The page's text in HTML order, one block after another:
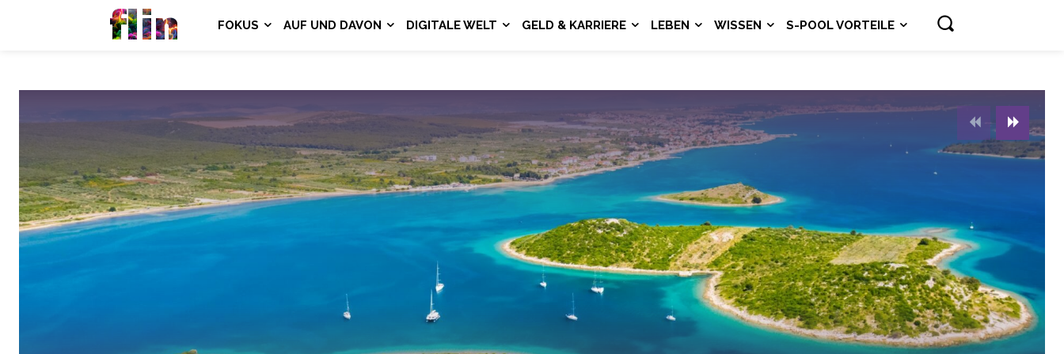
flin FOKUS AUF UND DAVON DIGITALE WELT GELD & KARRIERE LEBEN WISSEN S-POOL VORTEILE